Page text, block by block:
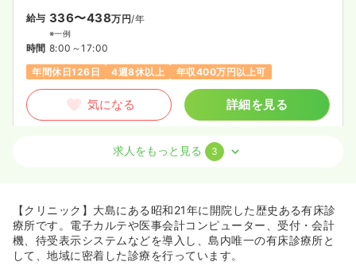
給与 336〜438万円/年
※一例
時間 8:00～17:00
年間休日126日
4週8休以上 年収400万円以上可
気になる 詳細を見る
正・准看護師
給与 336〜438 万円/年
※一例
時間
8:00～17:00
求人をもっと見る 3
【クリニック】大島にある昭和21年に開院した歴史ある有床診
療所です。電子カルテや医事会計コンピューター、受付・会計
機、待受表示システムなどを導入し、島内唯一の有床診療所と
して、地域に密着した診療を行っています。